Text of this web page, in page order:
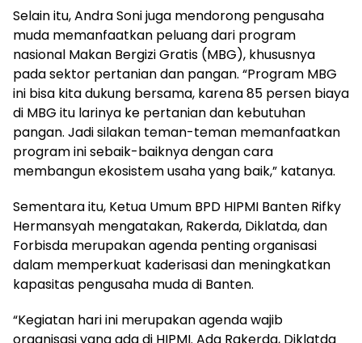
Selain itu, Andra Soni juga mendorong pengusaha
muda memanfaatkan peluang dari program
nasional Makan Bergizi Gratis (MBG), khususnya
pada sektor pertanian dan pangan. “Program MBG
ini bisa kita dukung bersama, karena 85 persen biaya
di MBG itu larinya ke pertanian dan kebutuhan
pangan. Jadi silakan teman-teman memanfaatkan
program ini sebaik-baiknya dengan cara
membangun ekosistem usaha yang baik,” katanya.
Sementara itu, Ketua Umum BPD HIPMI Banten Rifky
Hermansyah mengatakan, Rakerda, Diklatda, dan
Forbisda merupakan agenda penting organisasi
dalam memperkuat kaderisasi dan meningkatkan
kapasitas pengusaha muda di Banten.
“Kegiatan hari ini merupakan agenda wajib